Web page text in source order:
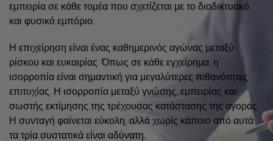
εμπειρία σε κάθε τομέα που σχετίζεται με το διαδικτυακό
και φυσικό εμπόριο.
Η επιχείρηση είναι ένας καθημερινός αγώνας μεταξύ
ρίσκου και ευκαιρίας. Όπως σε κάθε εγχείρημα, η
ισορροπία είναι σημαντική για μεγαλύτερες πιθανότητες
επιτυχίας. Η ισορροπία μεταξύ γνώσης, εμπειρίας και
σωστής εκτίμησης της τρέχουσας κατάστασης της αγοράς.
Η συνταγή φαίνεται εύκολη, αλλά χωρίς κάποιο από αυτά
τα τρία συστατικά είναι αδύνατη.